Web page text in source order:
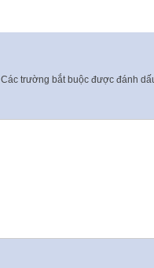
Các trường bắt buộc được đánh